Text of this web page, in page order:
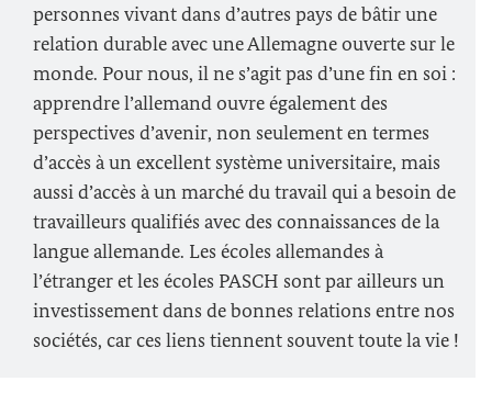
personnes vivant dans d’autres pays de bâtir une
relation durable avec une Allemagne ouverte sur le
monde. Pour nous, il ne s’agit pas d’une fin en soi :
apprendre l’allemand ouvre également des
perspectives d’avenir, non seulement en termes
d’accès à un excellent système universitaire, mais
aussi d’accès à un marché du travail qui a besoin de
travailleurs qualifiés avec des connaissances de la
langue allemande. Les écoles allemandes à
l’étranger et les écoles PASCH sont par ailleurs un
investissement dans de bonnes relations entre nos
sociétés, car ces liens tiennent souvent toute la vie !